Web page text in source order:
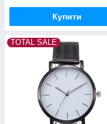
Купити
TOTAL SALE